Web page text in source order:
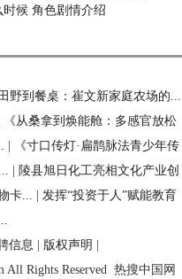
候 角色剧情介绍
野到餐桌：崔文新家庭农场的...
《从桑拿到焕能舱：多感官放松
《寸口传灯·扁鹊脉法青少年传
陵县旭日化工亮相文化产业创
卡...
发挥“投资于人”赋能教育
信息 版权声明
All Rights Reserved
热搜中国网